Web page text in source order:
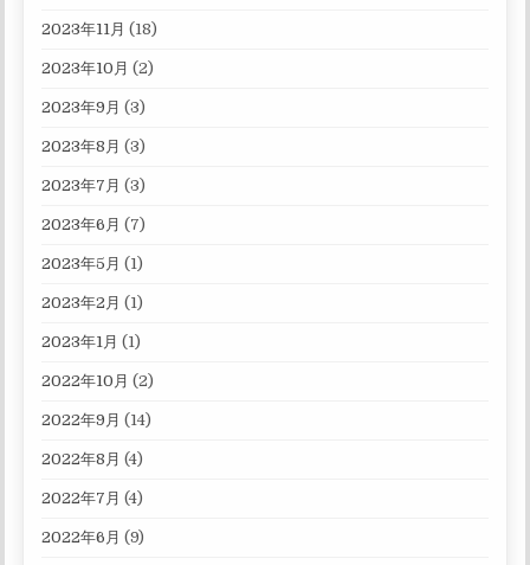
2023年11月 (18)
2023年10月 (2)
2023年9月 (3)
2023年8月 (3)
2023年7月 (3)
2023年6月 (7)
2023年5月 (1)
2023年2月 (1)
2023年1月 (1)
2022年10月 (2)
2022年9月 (14)
2022年8月 (4)
2022年7月 (4)
2022年6月 (9)